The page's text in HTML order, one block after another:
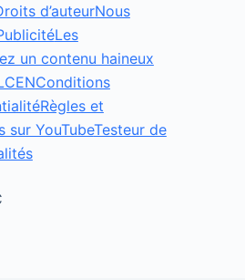
d’auteurNous
Les
un contenu haineux
Conditions
Règles et
sur YouTubeTesteur de